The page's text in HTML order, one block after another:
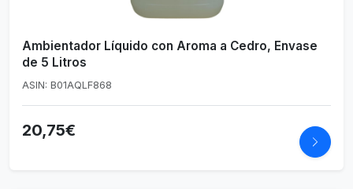
Ambientador Líquido con Aroma a Cedro, Envase
de 5 Litros
ASIN: B01AQLF868
20,75€